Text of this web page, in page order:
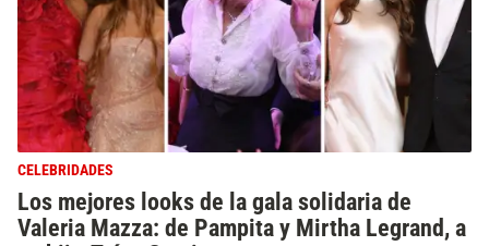
CELEBRIDADES
Los mejores looks de la gala solidaria de
Valeria Mazza: de Pampita y Mirtha Legrand, a